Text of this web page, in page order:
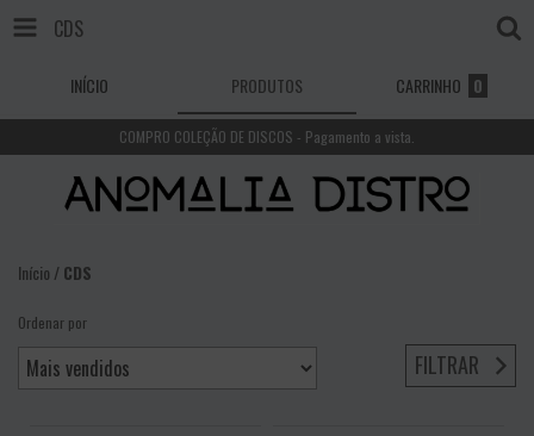
CDS
INÍCIO PRODUTOS CARRINHO 0
COMPRO COLEÇÃO DE DISCOS - Pagamento a vista.
Início /CDS
Ordenar por
FILTRAR